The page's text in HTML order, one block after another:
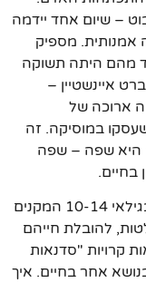
– שיום אחד יידמה
אמנותית. מספיק
מהם היתה תשוקה
איינשטיין –
ארוכה של
במוסיקה. זה
היא שפה – שפה
בדיוק לשם כך יצרתי 12 סדנאות לילדים בגילאי 10-14 המקנים
להובלת חייהם
קרויות "סדנאות
אחר בחיים. איך